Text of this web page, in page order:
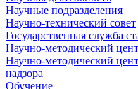
Научные подразделения
Научно-технический совет
Государственная служба
Научно-методический
Научно-методический
надзора
Обучение